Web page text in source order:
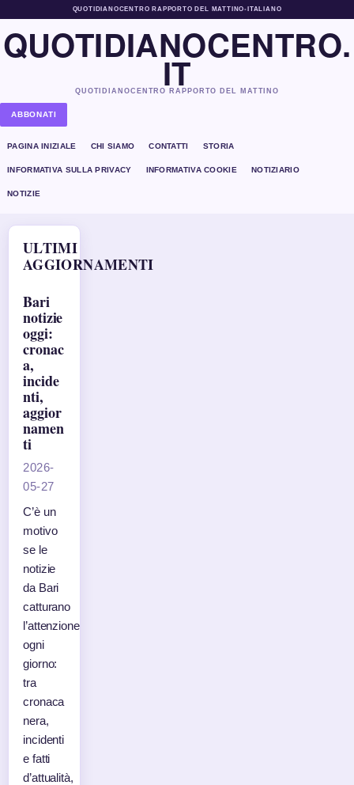
QUOTIDIANOCENTRO RAPPORTO DEL MATTINO• ITALIANO
QUOTIDIANOCENTRO.
IT
QUOTIDIANOCENTRO RAPPORTO DEL MATTINO
ABBONATI
PAGINA INIZIALE CHI SIAMO CONTATTI STORIA
INFORMATIVA SULLA PRIVACY INFORMATIVA COOKIE NOTIZIARIO
NOTIZIE
ULTIMI
AGGIORNAMENTI
Bari
notizie
oggi:
cronac
a,
incide
nti,
aggior
namen
ti
2026-
05-27
C’è un
motivo
se le
notizie
da Bari
catturano
l’attenzione
ogni
giorno:
tra
cronaca
nera,
incidenti
e fatti
d’attualità,